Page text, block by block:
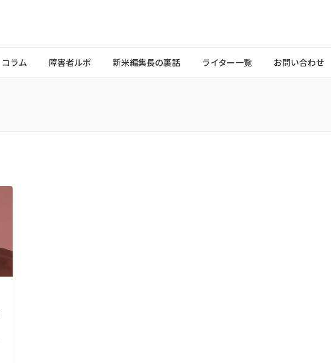
コラム 障害者ルポ 新米編集長の裏話 ライター一覧 お問い合わせ